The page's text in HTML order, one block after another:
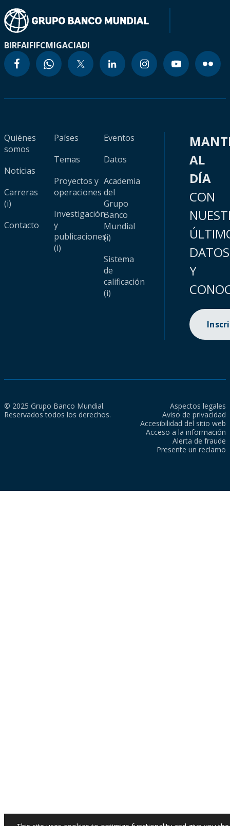
BIRFAIFIFCMIGACIADI
Quiénes
somos
Noticias
Carreras
(i)
Contacto
Países
Temas
Proyectos y
operaciones
Investigación
y
publicaciones
(i)
Eventos
Datos
Academia
del
Grupo
Banco
Mundial
(i)
Sistema
de
calificación
(i)
AL
DÍA
CON
DATOS
Y
© 2025 Grupo Banco Mundial.
Reservados todos los derechos.
Aspectos legales
Aviso de privacidad
Accesibilidad del sitio web
Acceso a la información
Alerta de fraude
Presente un reclamo